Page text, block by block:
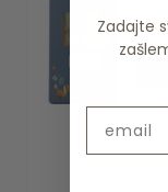
Zadajte